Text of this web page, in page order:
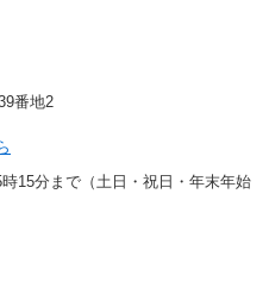
番地2
15分まで（土日・祝日・年末年始